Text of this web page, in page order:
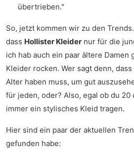
übertrieben."
So, jetzt kommen wir zu den
dass Hollister Kleider nur für die
ich hab auch ein paar ältere Damen
Kleider rocken. Wer sagt denn,
Alter haben muss, um gut
für jeden, oder? Also, egal ob du 20
immer ein stylisches Kleid tragen.
Hier sind ein paar der aktuellen
gefunden habe: